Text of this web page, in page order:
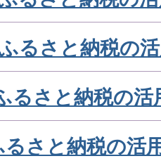
るさと納税の
るさと納税の活
さと納税の活